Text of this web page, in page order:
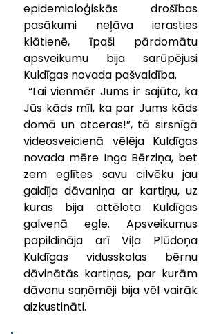
epidemioloģiskās drošības
pasākumi neļāva ierasties
klātienē, īpaši pārdomātu
apsveikumu bija sarūpējusi
Kuldīgas novada pašvaldība.
Jūs kāds mīl, ka par Jums kāds
domā un atceras!”, tā sirsnīgā
videosveicienā vēlēja Kuldīgas
novada mēre Inga Bērziņa, bet
zem eglītes savu cilvēku jau
gaidīja dāvaniņa ar kartiņu, uz
kuras bija attēlota Kuldīgas
galvenā egle. Apsveikumus
papildināja arī Viļa Plūdoņa
Kuldīgas vidusskolas bērnu
dāvinātās kartiņas, par kurām
dāvanu saņēmēji bija vēl vairāk
aizkustināti.